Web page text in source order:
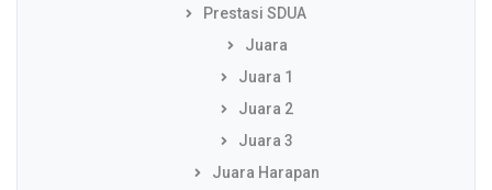
Prestasi SDUA
Juara
Juara 1
Juara 2
Juara 3
Juara Harapan